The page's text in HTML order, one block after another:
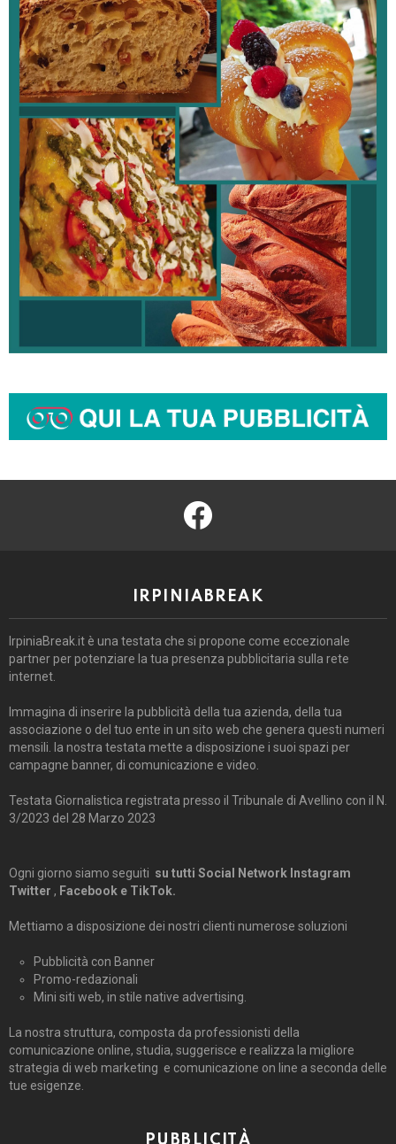
facebook
IRPINIABREAK
IrpiniaBreak.it è una testata che si propone come eccezionale
partner per potenziare la tua presenza pubblicitaria sulla rete
internet.
Immagina di inserire la pubblicità della tua azienda, della tua
associazione o del tuo ente in un sito web che genera questi numeri
mensili. la nostra testata mette a disposizione i suoi spazi per
campagne banner, di comunicazione e video.
Testata Giornalistica registrata presso il Tribunale di Avellino con il N.
3/2023 del 28 Marzo 2023
Ogni giorno siamo seguiti su tutti Social Network Instagram
Twitter , Facebook e TikTok.
Mettiamo a disposizione dei nostri clienti numerose soluzioni
Pubblicità con Banner
Promo-redazionali
Mini siti web, in stile native advertising.
La nostra struttura, composta da professionisti della
comunicazione online, studia, suggerisce e realizza la migliore
strategia di web marketing e comunicazione on line a seconda delle
tue esigenze.
PUBBLICITÀ